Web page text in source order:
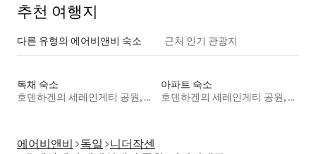
추천 여행지
다른 유형의 에어비앤비 숙소 근처 인기 관광지
독채 숙소
호덴하겐의 세레인게티 공원, 니더작센주
아파트 숙소
호덴하겐의 세레인게티 공원, 니더작센주
에어비앤비 독일
니더작센